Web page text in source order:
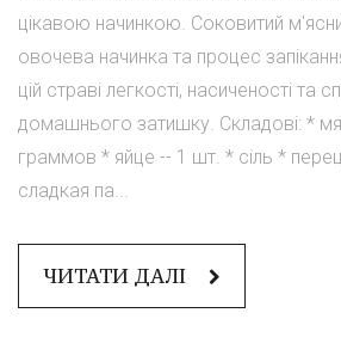
цікавою начинкою. Соковитий
овочева начинка та процес
цій страві легкості, насиченості та
домашнього затишку. Складові: *
граммов * яйце -- 1 шт. * сіль *
сладкая па...
ЧИТАТИ ДАЛІ